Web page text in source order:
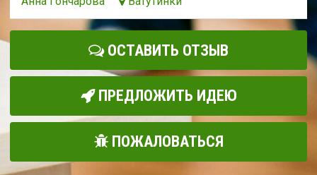
ОСТАВИТЬ ОТЗЫВ
ПРЕДЛОЖИТЬ ИДЕЮ
ПОЖАЛОВАТЬСЯ